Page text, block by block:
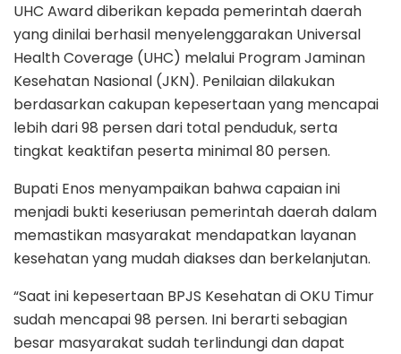
UHC Award diberikan kepada pemerintah daerah
yang dinilai berhasil menyelenggarakan Universal
Health Coverage (UHC) melalui Program Jaminan
Kesehatan Nasional (JKN). Penilaian dilakukan
berdasarkan cakupan kepesertaan yang mencapai
lebih dari 98 persen dari total penduduk, serta
tingkat keaktifan peserta minimal 80 persen.
Bupati Enos menyampaikan bahwa capaian ini
menjadi bukti keseriusan pemerintah daerah dalam
memastikan masyarakat mendapatkan layanan
kesehatan yang mudah diakses dan berkelanjutan.
“Saat ini kepesertaan BPJS Kesehatan di OKU Timur
sudah mencapai 98 persen. Ini berarti sebagian
besar masyarakat sudah terlindungi dan dapat